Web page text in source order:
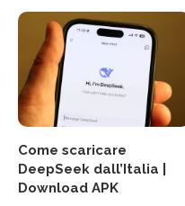
Come scaricare
DeepSeek dall’Italia |
Download APK